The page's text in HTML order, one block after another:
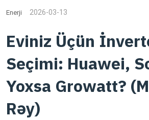
Enerji 2026-03-13
Eviniz Üçün
Seçimi: Huawei,
Yoxsa Growatt?
Rəy)